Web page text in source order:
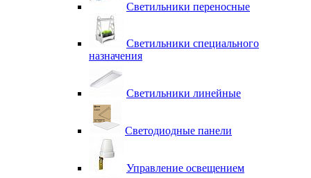
Светильники переносные
Светильники специального
назначения
Светильники линейные
Светодиодные панели
Управление освещением